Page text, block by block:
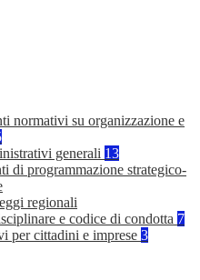
normativi su organizzazione e
generali 13
di programmazione strategico-
regionali
e codice di condotta 7
per cittadini e imprese 3